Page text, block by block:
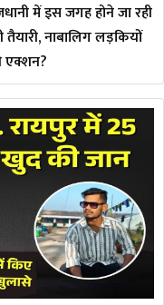
में इस जगह होने जा रही
तैयारी, नाबालिग लड़कियों
एक्शन?